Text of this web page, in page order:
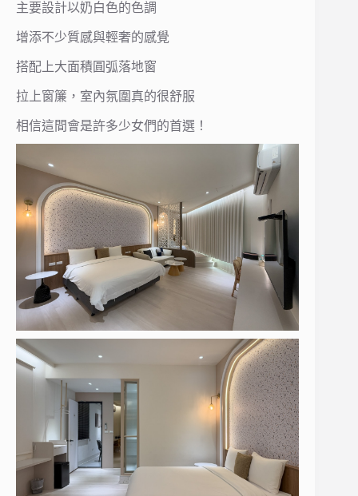
主要設計以奶白色的色調
增添不少質感與輕奢的感覺
搭配上大面積圓弧落地窗
拉上窗簾，室內氛圍真的很舒服
相信這間會是許多少女們的首選！